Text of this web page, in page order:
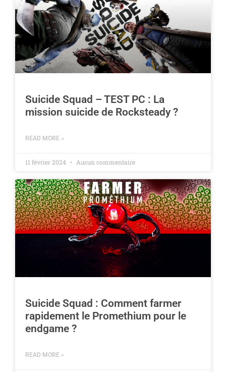
Suicide Squad – TEST PC : La
mission suicide de Rocksteady ?
READ MORE »
11 février 2024 Aucun commentaire
Suicide Squad : Comment farmer
rapidement le Promethium pour le
endgame ?
READ MORE »